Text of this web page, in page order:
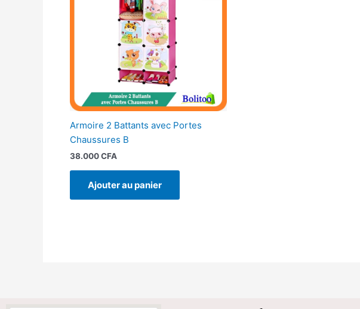
Armoire 2 Battants avec Portes
Chaussures B
38.000CFA
Ajouter au panier